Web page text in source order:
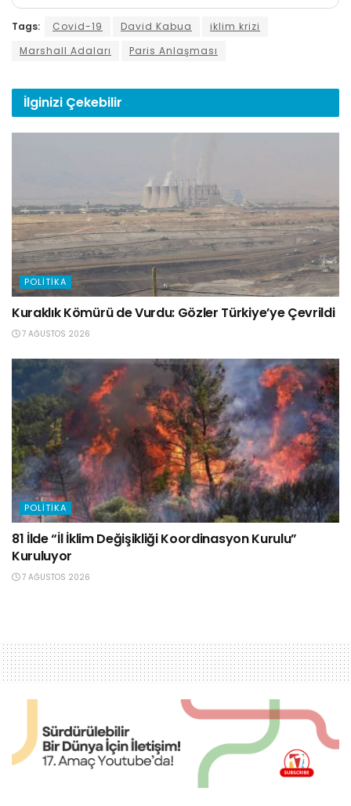
Tags: Covid-19 David Kabua
iklim krizi
Marshall Adaları
Paris Anlaşması
İlginizi Çekebilir
POLITIKA
Kuraklık Kömürü de Vurdu: Gözler Türkiye’ye Çevrildi
7 AĞUSTOS 2026
POLITIKA
81 İlde “İl İklim Değişikliği Koordinasyon Kurulu”
Kuruluyor
7 AĞUSTOS 2026